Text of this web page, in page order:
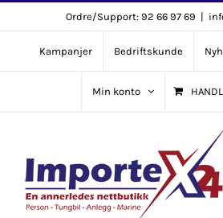
content
Ordre/Support: 92 66 97 69 |
Kampanjer Bedriftskunde
Min konto